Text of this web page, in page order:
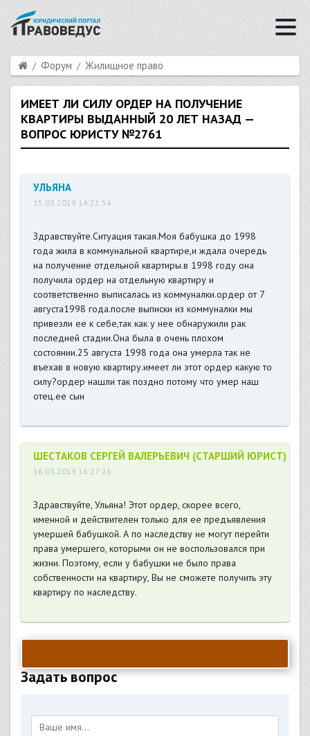
Форум Жилищное право
ИМЕЕТ ЛИ СИЛУ ОРДЕР НА ПОЛУЧЕНИЕ
КВАРТИРЫ ВЫДАННЫЙ 20 ЛЕТ НАЗАД —
ВОПРОС ЮРИСТУ №2761
УЛЬЯНА
15.03.2019 14:21:54
Здравствуйте.Ситуация такая.Моя бабушка до 1998
года жила в коммунальной квартире,и ждала очередь
на получение отдельной квартиры.в 1998 году она
получила ордер на отдельную квартиру и
соответственно выписалась из коммуналки.ордер от 7
августа1998 года.после выписки из коммуналки мы
привезли ее к себе,так как у нее обнаружили рак
последней стадии.Она была в очень плохом
состоянии.25 августа 1998 года она умерла так не
въехав в новую квартиру.имеет ли этот ордер какую то
силу?ордер нашли так поздно потому что умер наш
отец.ее сын
ШЕСТАКОВ СЕРГЕЙ ВАЛЕРЬЕВИЧ (СТАРШИЙ ЮРИСТ)
16.03.2019 16:27:26
Здравствуйте, Ульяна! Этот ордер, скорее всего,
именной и действителен только для ее предъявления
умершей бабушкой. А по наследству не могут перейти
права умершего, которыми он не воспользовался при
жизни. Поэтому, если у бабушки не было права
собственности на квартиру, Вы не сможете получить эту
квартиру по наследству.
Задать вопрос